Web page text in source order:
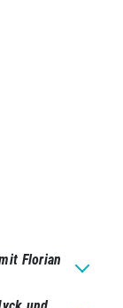
Florian